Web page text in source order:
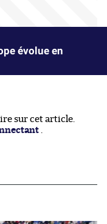
évolue en
sur cet article.
.